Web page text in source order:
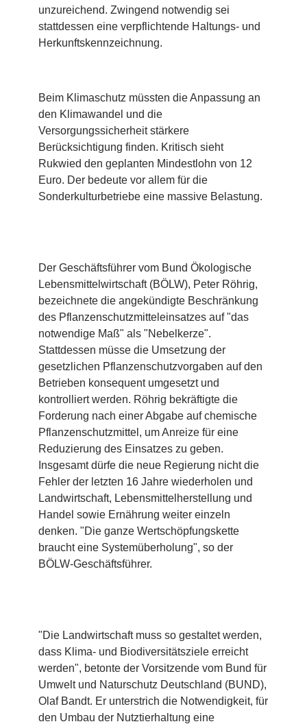
unzureichend. Zwingend notwendig sei
stattdessen eine verpflichtende Haltungs- und
Herkunftskennzeichnung.
Beim Klimaschutz müssten die Anpassung an
den Klimawandel und die
Versorgungssicherheit stärkere
Berücksichtigung finden. Kritisch sieht
Rukwied den geplanten Mindestlohn von 12
Euro. Der bedeute vor allem für die
Sonderkulturbetriebe eine massive Belastung.
Der Geschäftsführer vom Bund Ökologische
Lebensmittelwirtschaft (BÖLW), Peter Röhrig,
bezeichnete die angekündigte Beschränkung
des Pflanzenschutzmitteleinsatzes auf "das
notwendige Maß" als "Nebelkerze".
Stattdessen müsse die Umsetzung der
gesetzlichen Pflanzenschutzvorgaben auf den
Betrieben konsequent umgesetzt und
kontrolliert werden. Röhrig bekräftigte die
Forderung nach einer Abgabe auf chemische
Pflanzenschutzmittel, um Anreize für eine
Reduzierung des Einsatzes zu geben.
Insgesamt dürfe die neue Regierung nicht die
Fehler der letzten 16 Jahre wiederholen und
Landwirtschaft, Lebensmittelherstellung und
Handel sowie Ernährung weiter einzeln
denken. "Die ganze Wertschöpfungskette
braucht eine Systemüberholung", so der
BÖLW-Geschäftsführer.
"Die Landwirtschaft muss so gestaltet werden,
dass Klima- und Biodiversitätsziele erreicht
werden", betonte der Vorsitzende vom Bund für
Umwelt und Naturschutz Deutschland (BUND),
Olaf Bandt. Er unterstrich die Notwendigkeit, für
den Umbau der Nutztierhaltung eine